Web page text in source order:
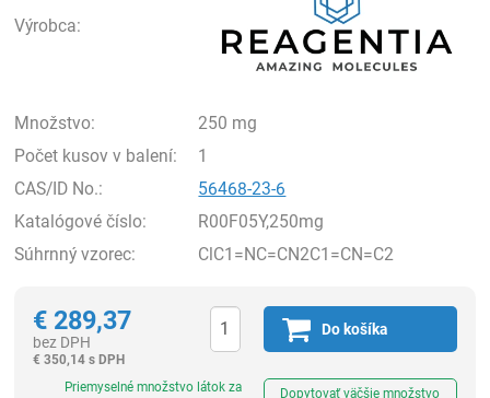
Výrobca:
Množstvo:
250 mg
Počet kusov v balení:
1
CAS/ID No.:
56468-23-6
Katalógové číslo:
R00F05Y,250mg
Súhrnný vzorec:
ClC1=NC=CN2C1=CN=C2
€ 289,37
bez DPH
€ 350,14 s DPH
Do košíka
Priemyselné množstvo látok za
Dopytovať väčšie množstvo